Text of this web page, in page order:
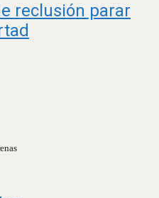
reclusión parar